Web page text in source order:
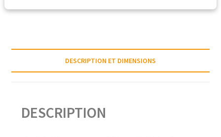
DESCRIPTION ET DIMENSIONS
DESCRIPTION